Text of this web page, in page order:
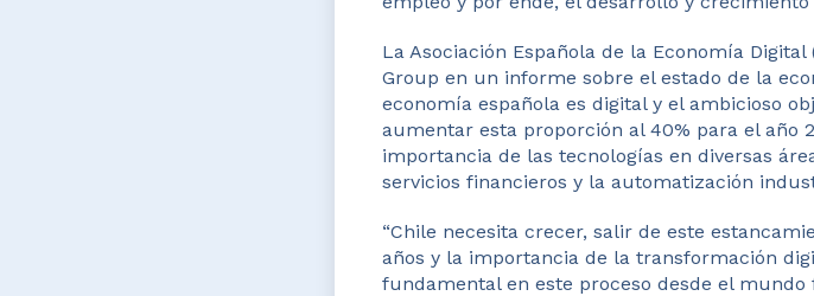
La Asociación Española de la Economía
Group en un informe sobre el estado de la
economía española es digital y el ambicioso
aumentar esta proporción al 40% para el año
importancia de las tecnologías en diversas
servicios financieros y la automatización
“Chile necesita crecer, salir de este
años y la importancia de la transformación
fundamental en este proceso desde el